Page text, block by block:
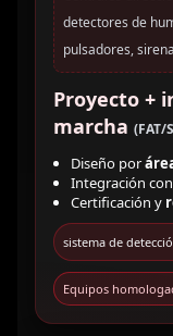
detectores de
pulsadores,
Proyecto +
marcha (FAT/
Diseño por
Integración con
Certificación y
sistema de
Equipos